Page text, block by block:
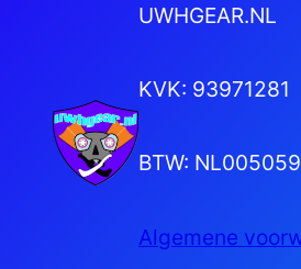
UWHGEAR.NL
KVK: 93971281
BTW:
Algemene